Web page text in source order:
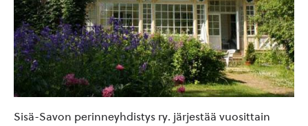
Sisä-Savon perinneyhdistys ry. järjestää vuosittain